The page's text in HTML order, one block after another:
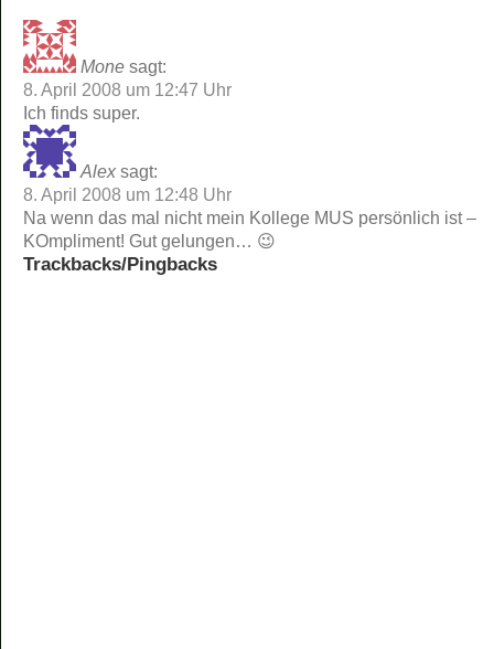
Mone sagt:
8. April 2008 um 12:47 Uhr
Ich finds super.
Alex sagt:
8. April 2008 um 12:48 Uhr
Na wenn das mal nicht mein Kollege MUS persönlich ist –
KOmpliment! Gut gelungen… 😉
Trackbacks/Pingbacks